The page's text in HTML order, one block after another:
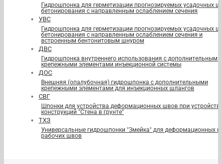
Гидрошпонка для герметизации прогнозируемых усадочных
бетонирования с направленным ослаблением сечения
УВС
Гидрошпонка для герметизации прогнозируемых усадочных
бетонирования с направленным ослаблением сечения и
встроенным бентонитовым шнуром
ДВС
Гидрошпонка внутреннего использования с дополнительными
крепежными элементами инъекционной системы
ДОС
Внешняя (опалубочная) гидрошпонка с дополнительными
крепежными элементами для инъекционных шлангов
СВГ
Шпонки для устройства деформационных швов при
конструкций "Стена в грунте"
ТХЗ
Универсальные гидрошпонки "Змейка" для деформационных и
рабочих швов